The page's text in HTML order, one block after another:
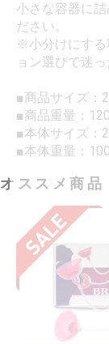
小さな容器に
ださい。
※小分けにする
ョン選びで迷
■商品サイズ：
■商品重量：
■本体サイズ：
■本体重量：
オススメ商品